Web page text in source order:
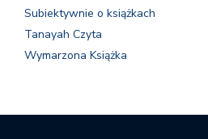
Subiektywnie o książkach
Tanayah Czyta
Wymarzona Książka